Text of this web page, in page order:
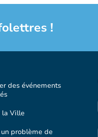
!
des événements
la Ville
problème de